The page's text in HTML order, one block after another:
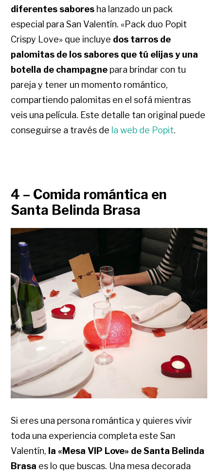
diferentes sabores ha lanzado un pack
especial para San Valentín. «Pack duo Popit
Crispy Love» que incluye dos tarros de
palomitas de los sabores que tú elijas y una
botella de champagne para brindar con tu
pareja y tener un momento romántico,
compartiendo palomitas en el sofá mientras
veis una película. Este detalle tan original puede
conseguirse a través de la web de Popit.
4 – Comida romántica en
Santa Belinda Brasa
Si eres una persona romántica y quieres vivir
toda una experiencia completa este San
Valentín, la «Mesa VIP Love» de Santa Belinda
Brasa es lo que buscas. Una mesa decorada